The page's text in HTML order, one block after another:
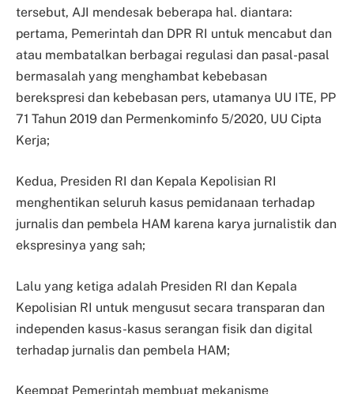
tersebut, AJI mendesak beberapa hal. diantara:
pertama, Pemerintah dan DPR RI untuk mencabut dan
atau membatalkan berbagai regulasi dan pasal-pasal
bermasalah yang menghambat kebebasan
berekspresi dan kebebasan pers, utamanya UU ITE, PP
71 Tahun 2019 dan Permenkominfo 5/2020, UU Cipta
Kerja;
Kedua, Presiden RI dan Kepala Kepolisian RI
menghentikan seluruh kasus pemidanaan terhadap
jurnalis dan pembela HAM karena karya jurnalistik dan
ekspresinya yang sah;
Lalu yang ketiga adalah Presiden RI dan Kepala
Kepolisian RI untuk mengusut secara transparan dan
independen kasus-kasus serangan fisik dan digital
terhadap jurnalis dan pembela HAM;
Keempat Pemerintah membuat mekanisme